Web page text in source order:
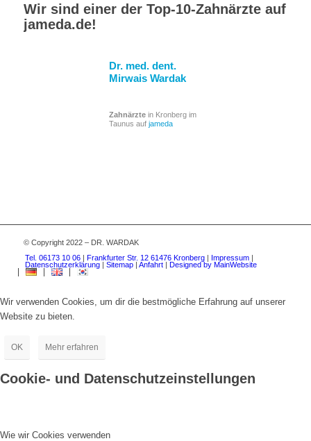
Wir sind einer der Top-10-Zahnärzte auf
jameda.de!
Dr. med. dent.
Mirwais Wardak
Zahnärztein Kronberg im
Taunus auf jameda
© Copyright 2022 – DR. WARDAK
Tel. 06173 10 06| Frankfurter Str. 12 61476 Kronberg| Impressum|
Datenschutzerklärung| Sitemap| Anfahrt| Designed by MainWebsite
Wir verwenden Cookies, um dir die bestmögliche Erfahrung auf unserer
Website zu bieten.
OK Mehr erfahren
Cookie- und Datenschutzeinstellungen
Wie wir Cookies verwenden